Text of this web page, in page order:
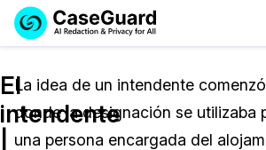
Licencia de CaseGuard
Soluciones
El
intendente
La idea de un intendente
donde la designación se utilizaba
una persona encargada del